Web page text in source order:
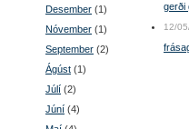
Desember (1)
Nóvember (1)
September (2)
Ágúst (1)
Júlí (2)
Júní (4)
gerði
12/